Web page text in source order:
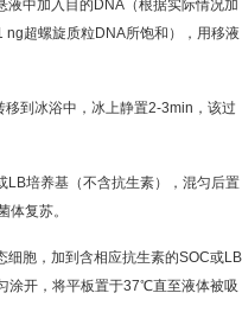
液中加入目的 DNA （根据实际情况加
ng超螺旋质粒DNA所饱和），用移液
移到冰浴中，冰上静置2-3min ，该过
LB培养基（不含抗生素），混匀后置
体复苏。
细胞，加到含相应抗生素的SOC或LB
涂开，将平板置于37℃直至液体被吸